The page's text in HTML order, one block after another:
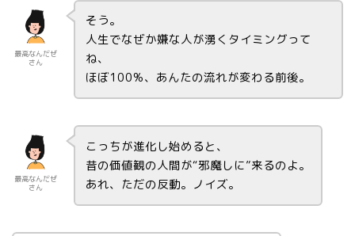
最高なんだぜ
さん
そう。
人生でなぜか嫌な人が湧くタイミングって
ね、
ほぼ100%、あんたの流れが変わる前後。
最高なんだぜ
さん
こっちが進化し始めると、
昔の価値観の人間が“邪魔しに”来るのよ。
あれ、ただの反動。ノイズ。